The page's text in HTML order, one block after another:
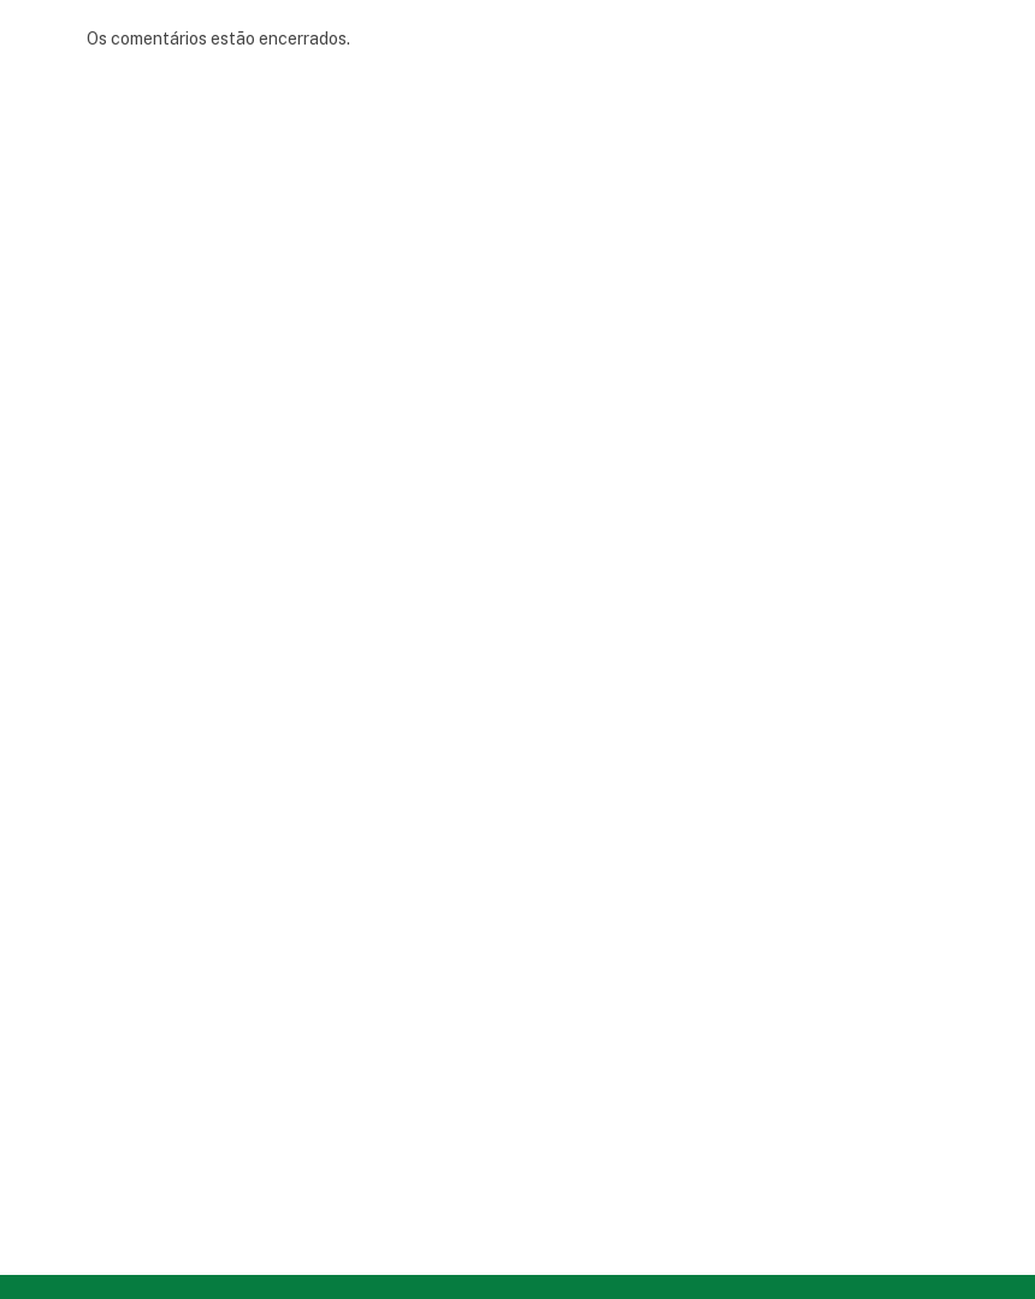
Os comentários estão encerrados.